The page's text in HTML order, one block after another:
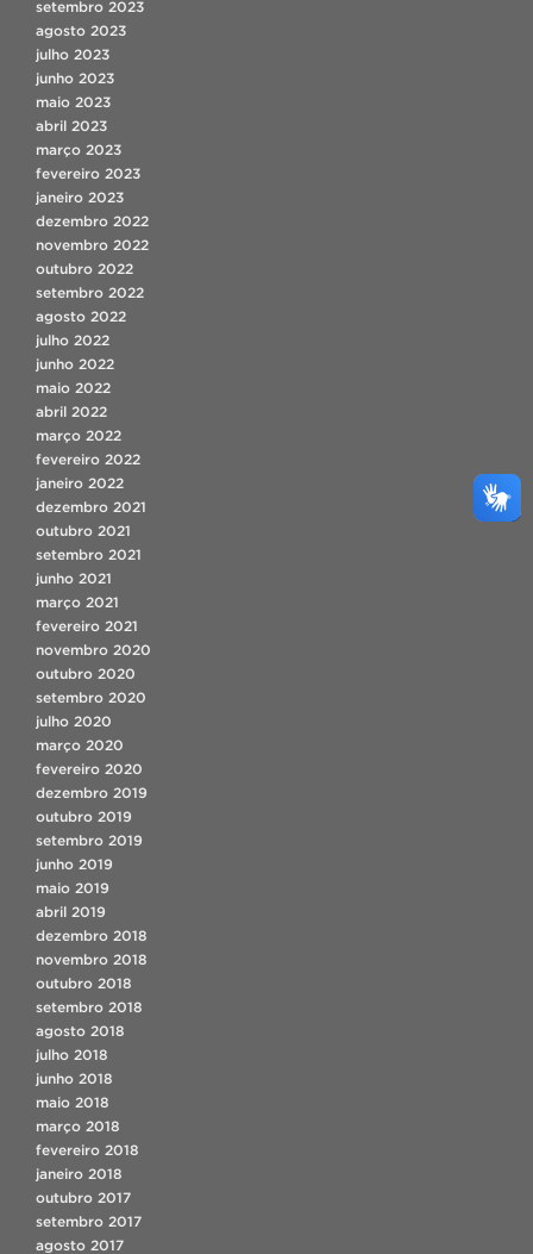
setembro 2023
agosto 2023
julho 2023
junho 2023
maio 2023
abril 2023
março 2023
fevereiro 2023
janeiro 2023
dezembro 2022
novembro 2022
outubro 2022
setembro 2022
agosto 2022
julho 2022
junho 2022
maio 2022
abril 2022
março 2022
fevereiro 2022
janeiro 2022
dezembro 2021
outubro 2021
setembro 2021
junho 2021
março 2021
fevereiro 2021
novembro 2020
outubro 2020
setembro 2020
julho 2020
março 2020
fevereiro 2020
dezembro 2019
outubro 2019
setembro 2019
junho 2019
maio 2019
abril 2019
dezembro 2018
novembro 2018
outubro 2018
setembro 2018
agosto 2018
julho 2018
junho 2018
maio 2018
março 2018
fevereiro 2018
janeiro 2018
outubro 2017
setembro 2017
agosto 2017